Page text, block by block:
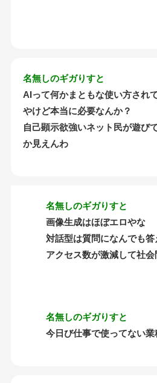
名無しのギガりすと
AIって何かまともな使い方され
やけど本当に必要なんか？
自己顕示欲強いネット民が遊び
か見えんわ
名無しのギガりすと
画像生成はほぼエロやな
対話型は質問になんでも
アクセス数が激減して社
名無しのギガりすと
今日び仕事で使ってない